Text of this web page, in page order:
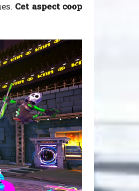
Cet aspect coop